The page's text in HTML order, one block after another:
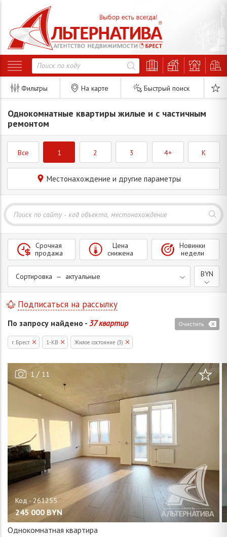
Фильтры На карте Быстрый поиск
Однокомнатные квартиры жилые и с частичным
ремонтом
Все 1 2 3 4+ K
Местонахождение и другие параметры
Сортировка — актуальные
Срочная
продажа
Цена
снижена
Новинки
недели
BYN
По запросу найдено - 37 квартир Очистить
Подписаться на рассылку
г. Брест 1-КВ Жилое состояние (3)
1 / 11
245 000 BYN
Однокомнатная квартира